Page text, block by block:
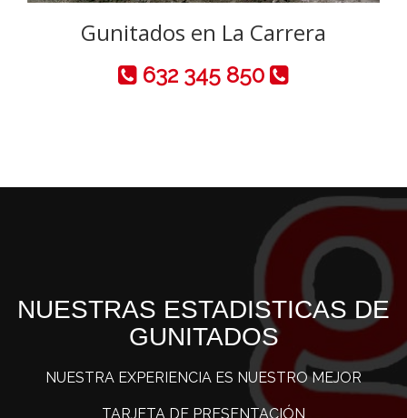
Gunitados en La Carrera
632 345 850
NUESTRAS ESTADISTICAS DE
GUNITADOS
NUESTRA EXPERIENCIA ES NUESTRO MEJOR
TARJETA DE PRESENTACIÓN